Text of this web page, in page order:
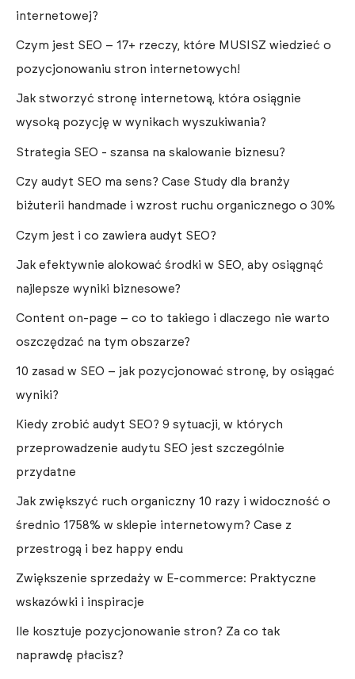
internetowej?
Czym jest SEO – 17+ rzeczy, które MUSISZ wiedzieć o
pozycjonowaniu stron internetowych!
Jak stworzyć stronę internetową, która osiągnie
wysoką pozycję w wynikach wyszukiwania?
Strategia SEO - szansa na skalowanie biznesu?
Czy audyt SEO ma sens? Case Study dla branży
biżuterii handmade i wzrost ruchu organicznego o 30%
Czym jest i co zawiera audyt SEO?
Jak efektywnie alokować środki w SEO, aby osiągnąć
najlepsze wyniki biznesowe?
Content on-page – co to takiego i dlaczego nie warto
oszczędzać na tym obszarze?
10 zasad w SEO – jak pozycjonować stronę, by osiągać
wyniki?
Kiedy zrobić audyt SEO? 9 sytuacji, w których
przeprowadzenie audytu SEO jest szczególnie
przydatne
Jak zwiększyć ruch organiczny 10 razy i widoczność o
średnio 1758% w sklepie internetowym? Case z
przestrogą i bez happy endu
Zwiększenie sprzedaży w E-commerce: Praktyczne
wskazówki i inspiracje
Ile kosztuje pozycjonowanie stron? Za co tak
naprawdę płacisz?